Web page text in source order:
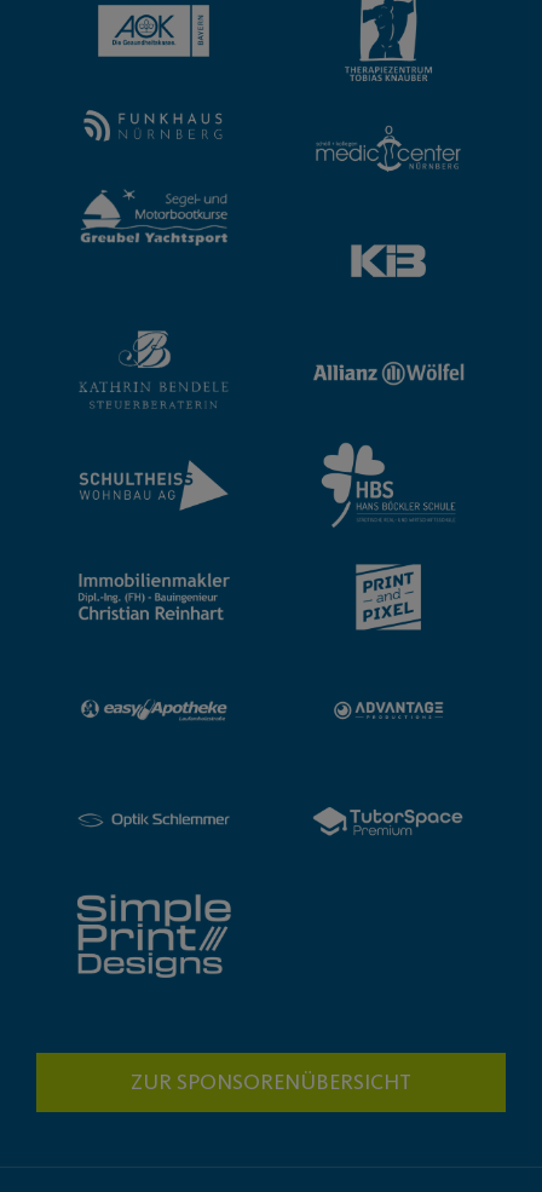
ZUR SPONSORENÜBERSICHT